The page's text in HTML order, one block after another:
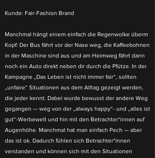
Kunde: Fair-Fashion Brand
Manchmal hängt einem einfach die Regenwolke überm
Kopf: Der Bus fährt vor der Nase weg, die Kaffeebohnen
in der Maschine sind aus und am Heimweg fährt dann
noch ein Auto direkt neben dir durch die Pfütze. In der
Kampagne „Das Leben ist nicht immer fair“, sollten
„unfaire“ Situationen aus dem Alltag gezeigt werden,
die jeder kennt. Dabei wurde bewusst der andere Weg
gegangen — weg von der „always happy“- und „alles ist
gut“-Werbewelt und hin mit den Betrachter*innen auf
Augenhöhe. Manchmal hat man einfach Pech — aber
das ist ok. Dadurch fühlen sich Betrachter*innen
verstanden und können sich mit den Situationen